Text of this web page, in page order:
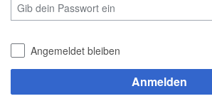
Angemeldet bleiben
Anmelden